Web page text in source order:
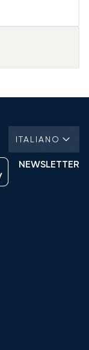
ITALIANO
NEWSLETTER